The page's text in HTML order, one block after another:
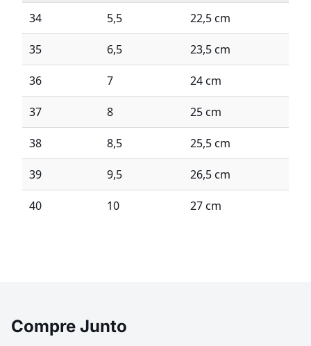
34 5,5 22,5 cm
35 6,5 23,5 cm
36 7 24 cm
37 8 25 cm
38 8,5 25,5 cm
39 9,5 26,5 cm
40 10 27 cm
Compre Junto